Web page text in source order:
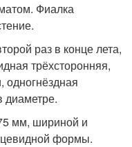
Фиалка
раз в конце лета,
трёхсторонняя,
одногнёздная
диаметре.
мм, шириной и
формы.